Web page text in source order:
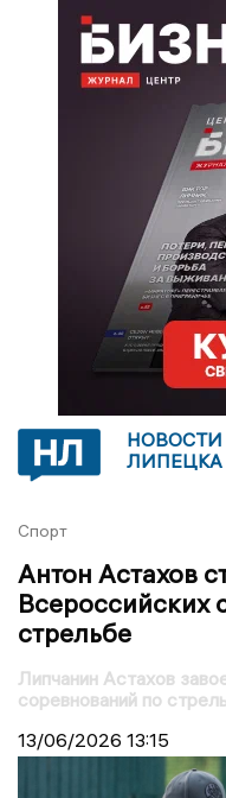
НОВОСТИ
ЛИПЕЦКА
Спорт
Антон Астахов
Всероссийских
стрельбе
Липчанин Астахов
соревнований по
13/06/2026 13:15